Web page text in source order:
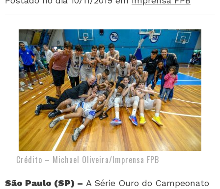
Crédito – Michael Oliveira/Imprensa FPB
São Paulo (SP) – A Série Ouro do Campeonato